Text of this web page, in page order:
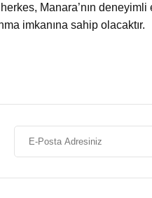
Manara’nın
imkanına sahip olacaktır.